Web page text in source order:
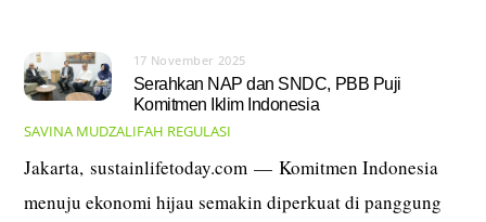
17 November 2025
Serahkan NAP dan SNDC, PBB Puji
Komitmen Iklim Indonesia
SAVINA MUDZALIFAH REGULASI
Jakarta, sustainlifetoday.com — Komitmen Indonesia
menuju ekonomi hijau semakin diperkuat di panggung